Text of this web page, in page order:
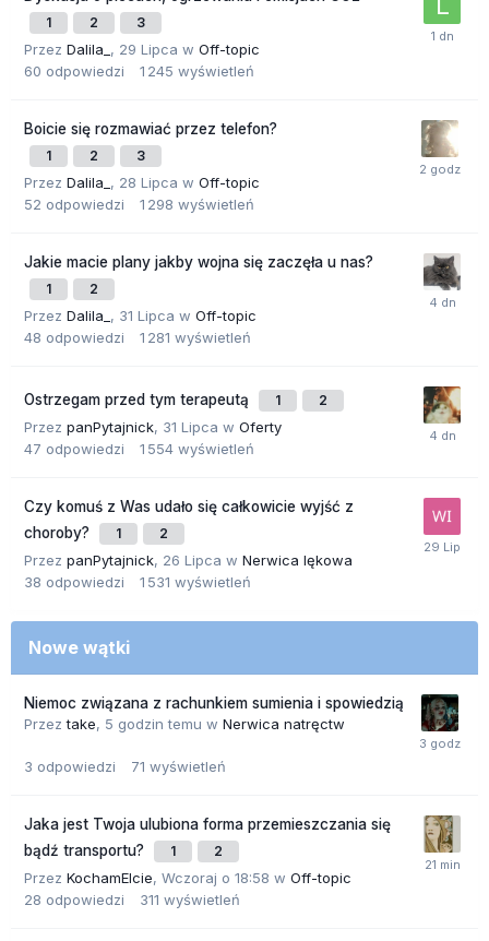
1 2 3
Przez Dalila_ , 29 Lipca w Off-topic
60 odpowiedzi 1 245 wyświetleń
Boicie się rozmawiać przez telefon?
1 2 3
Przez Dalila_ , 28 Lipca w Off-topic
52 odpowiedzi 1 298 wyświetleń
Jakie macie plany jakby wojna się zaczęła u nas?
1 2
Przez Dalila_ , 31 Lipca w Off-topic
48 odpowiedzi 1 281 wyświetleń
Ostrzegam przed tym terapeutą 1 2
Przez panPytajnick, 31 Lipca w Oferty
47 odpowiedzi 1 554 wyświetleń
Czy komuś z Was udało się całkowicie wyjść z
choroby?
1 2
Przez panPytajnick, 26 Lipca w Nerwica lękowa
38 odpowiedzi 1 531 wyświetleń
Nowe wątki
Niemoc związana z rachunkiem sumienia i spowiedzią
Przeztake, 5 godzin temu w Nerwica natręctw
3 odpowiedzi 71 wyświetleń
Jaka jest Twoja ulubiona forma przemieszczania się
bądź transportu?
1 2
Przez KochamElcie, Wczoraj o 18:58 w Off-topic
28 odpowiedzi 311 wyświetleń